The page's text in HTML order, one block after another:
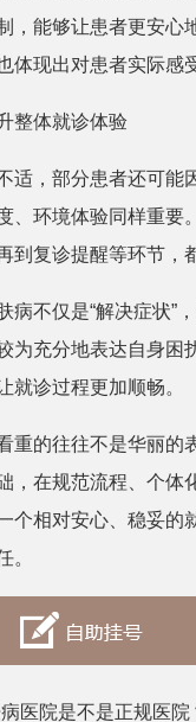
，能够让患者更安
现出对患者实际感
整体就诊体验
适，部分患者还可
、环境体验同样重
到复诊提醒等环节，
病不仅是“解决症状”
为充分地表达自身
就诊过程更加顺畅。
重的往往不是华丽
，在规范流程、个
个相对安心、稳妥
。
医院是不是正规医院